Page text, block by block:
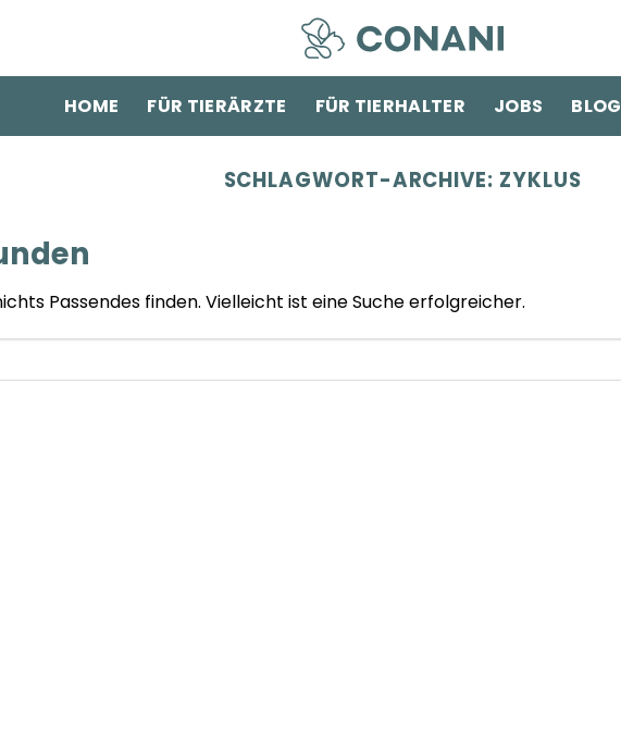
HOME
FÜR TIERÄRZTE FÜR TIERHALTER JOBS BLOG
SCHLAGWORT-ARCHIVE: ZYKLUS
Passendes finden. Vielleicht ist eine Suche erfolgreicher.